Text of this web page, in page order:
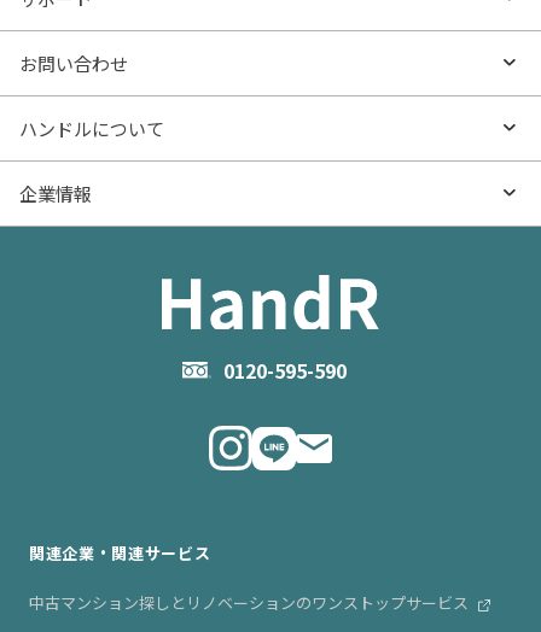
0120-595-590
特集から探す
価格更新した物件
物件一覧
AI査定
売却サービス
お役立ち記事（売却）
- マンションの基礎知識
- マンション売却
- お金のこと
- 住まいの手引き サイトマップ
よくあるご質問
お問い合わせ
物件購入のご相談
住み替えのご相談
物件掲載に関するお問い合わせ
ハンドルについて
ハンドルとは
企業情報
関連企業・関連サービス
中古マンション探しとリノベーションのワンストップサービス